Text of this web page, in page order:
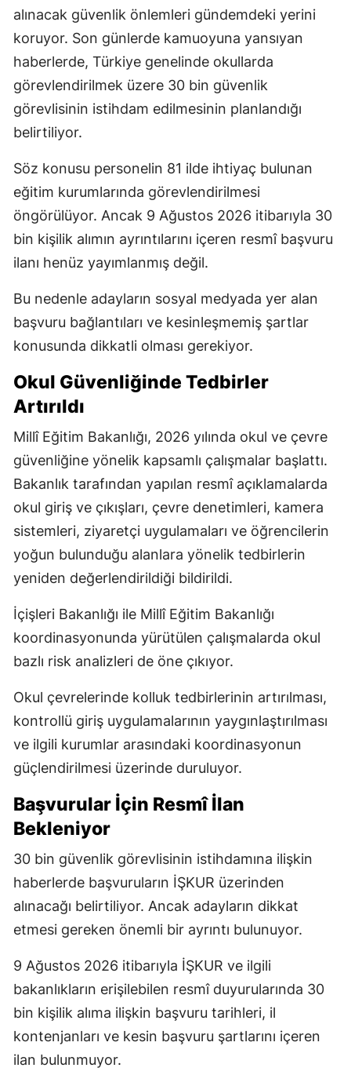
alınacak güvenlik önlemleri gündemdeki yerini
koruyor. Son günlerde kamuoyuna yansıyan
haberlerde, Türkiye genelinde okullarda
görevlendirilmek üzere 30 bin güvenlik
görevlisinin istihdam edilmesinin planlandığı
belirtiliyor.
Söz konusu personelin 81 ilde ihtiyaç bulunan
eğitim kurumlarında görevlendirilmesi
öngörülüyor. Ancak 9 Ağustos 2026 itibarıyla 30
bin kişilik alımın ayrıntılarını içeren resmî başvuru
ilanı henüz yayımlanmış değil.
Bu nedenle adayların sosyal medyada yer alan
başvuru bağlantıları ve kesinleşmemiş şartlar
konusunda dikkatli olması gerekiyor.
Okul Güvenliğinde Tedbirler
Artırıldı
Millî Eğitim Bakanlığı, 2026 yılında okul ve çevre
güvenliğine yönelik kapsamlı çalışmalar başlattı.
Bakanlık tarafından yapılan resmî açıklamalarda
okul giriş ve çıkışları, çevre denetimleri, kamera
sistemleri, ziyaretçi uygulamaları ve öğrencilerin
yoğun bulunduğu alanlara yönelik tedbirlerin
yeniden değerlendirildiği bildirildi.
İçişleri Bakanlığı ile Millî Eğitim Bakanlığı
koordinasyonunda yürütülen çalışmalarda okul
bazlı risk analizleri de öne çıkıyor.
Okul çevrelerinde kolluk tedbirlerinin artırılması,
kontrollü giriş uygulamalarının yaygınlaştırılması
ve ilgili kurumlar arasındaki koordinasyonun
güçlendirilmesi üzerinde duruluyor.
Başvurular İçin Resmî İlan
Bekleniyor
30 bin güvenlik görevlisinin istihdamına ilişkin
haberlerde başvuruların İŞKUR üzerinden
alınacağı belirtiliyor. Ancak adayların dikkat
etmesi gereken önemli bir ayrıntı bulunuyor.
9 Ağustos 2026 itibarıyla İŞKUR ve ilgili
bakanlıkların erişilebilen resmî duyurularında 30
bin kişilik alıma ilişkin başvuru tarihleri, il
kontenjanları ve kesin başvuru şartlarını içeren
ilan bulunmuyor.